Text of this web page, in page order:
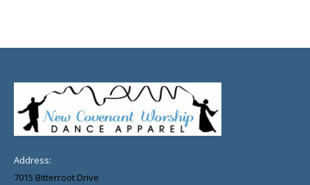
Address:
7015 Bitterroot Drive